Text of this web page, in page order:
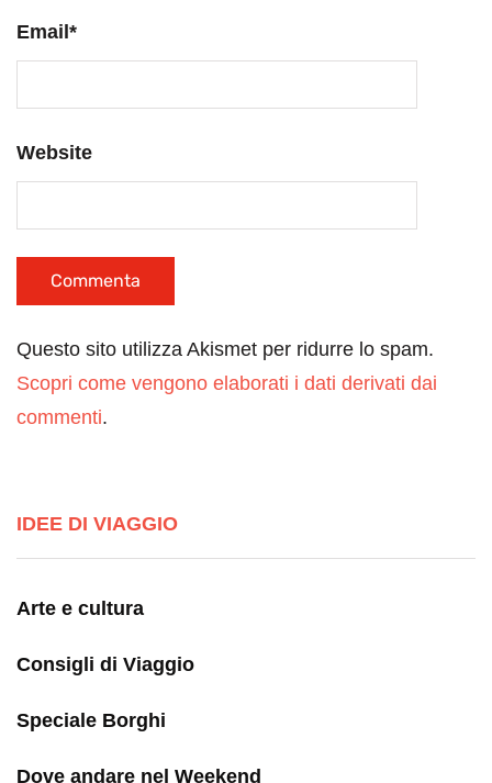
Email *
Website
Questo sito utilizza Akismet per ridurre lo spam.
Scopri come vengono elaborati i dati derivati dai
commenti.
IDEE DI VIAGGIO
Arte e cultura
Consigli di Viaggio
Speciale Borghi
Dove andare nel Weekend